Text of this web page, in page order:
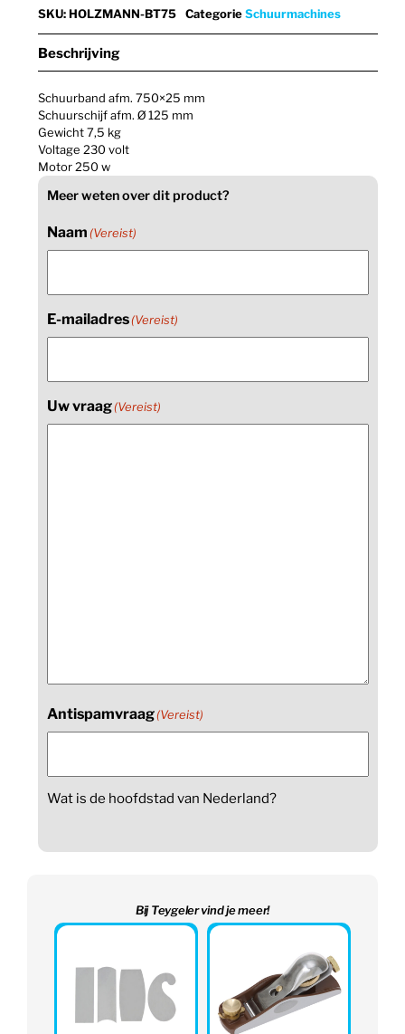
SKU:HOLZMANN-BT75 CategorieSchuurmachines
Beschrijving
Schuurband afm. 750×25 mm
Schuurschijf afm. Ø 125 mm
Gewicht 7,5 kg
Voltage 230 volt
Motor 250 w
Meer weten over dit product?
Naam (Vereist)
E-mailadres(Vereist)
Uw vraag(Vereist)
Antispamvraag(Vereist)
Wat is de hoofdstad van Nederland?
Bij Teygeler vind je meer!